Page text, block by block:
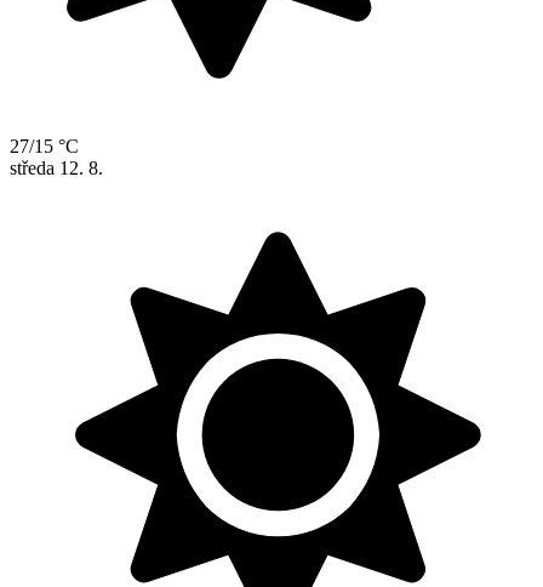
27/15 °C
středa 12. 8.